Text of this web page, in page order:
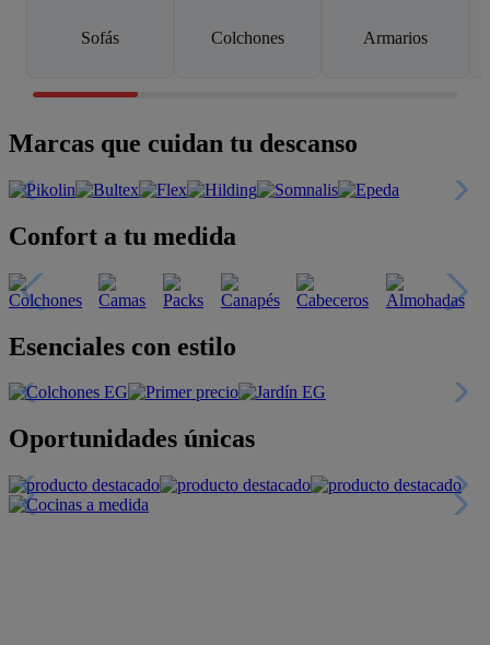
Sofás Colchones Armarios
Marcas que cuidan tu descanso
Confort a tu medida
Esenciales con estilo
Oportunidades únicas